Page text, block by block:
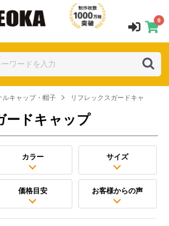
0
ルキャップ・帽子 リフレックスガードキャップ
ードキャップ
カラー サイズ
価格目安 お客様からの声